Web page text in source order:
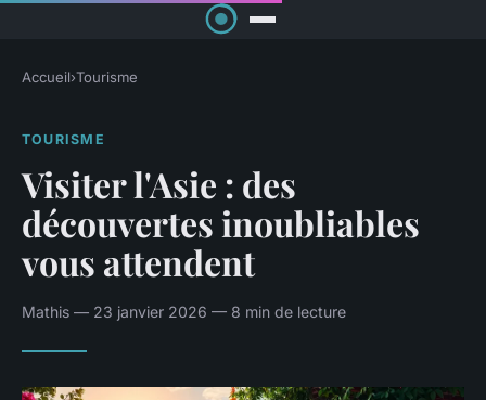
Accueil›Tourisme
TOURISME
Visiter l'Asie : des
découvertes inoubliables
vous attendent
Mathis — 23 janvier 2026 — 8 min de lecture